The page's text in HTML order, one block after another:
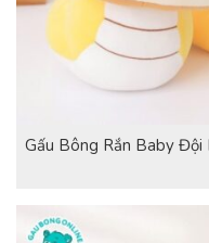
Gấu Bông Rắn Baby Đội